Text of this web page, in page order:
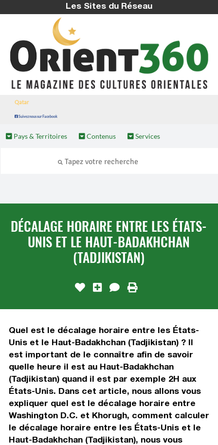
Les Sites du Réseau
Qatar
Suivez nous sur Facebook
Pays & Territoires Contenus Services
DÉCALAGE HORAIRE ENTRE LES ÉTATS-
UNIS ET LE HAUT-BADAKHCHAN
(TADJIKISTAN)
Quel est le décalage horaire entre les États-
Unis et le Haut-Badakhchan (Tadjikistan) ? Il
est important de le connaître afin de savoir
quelle heure il est au Haut-Badakhchan
(Tadjikistan) quand il est par exemple 2H aux
États-Unis. Dans cet article, nous allons vous
expliquer quel est le décalage horaire entre
Washington D.C. et Khorugh, comment calculer
le décalage horaire entre les États-Unis et le
Haut-Badakhchan (Tadjikistan), nous vous